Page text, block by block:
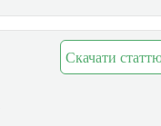
Скачати